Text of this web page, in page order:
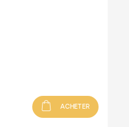
ACHETER